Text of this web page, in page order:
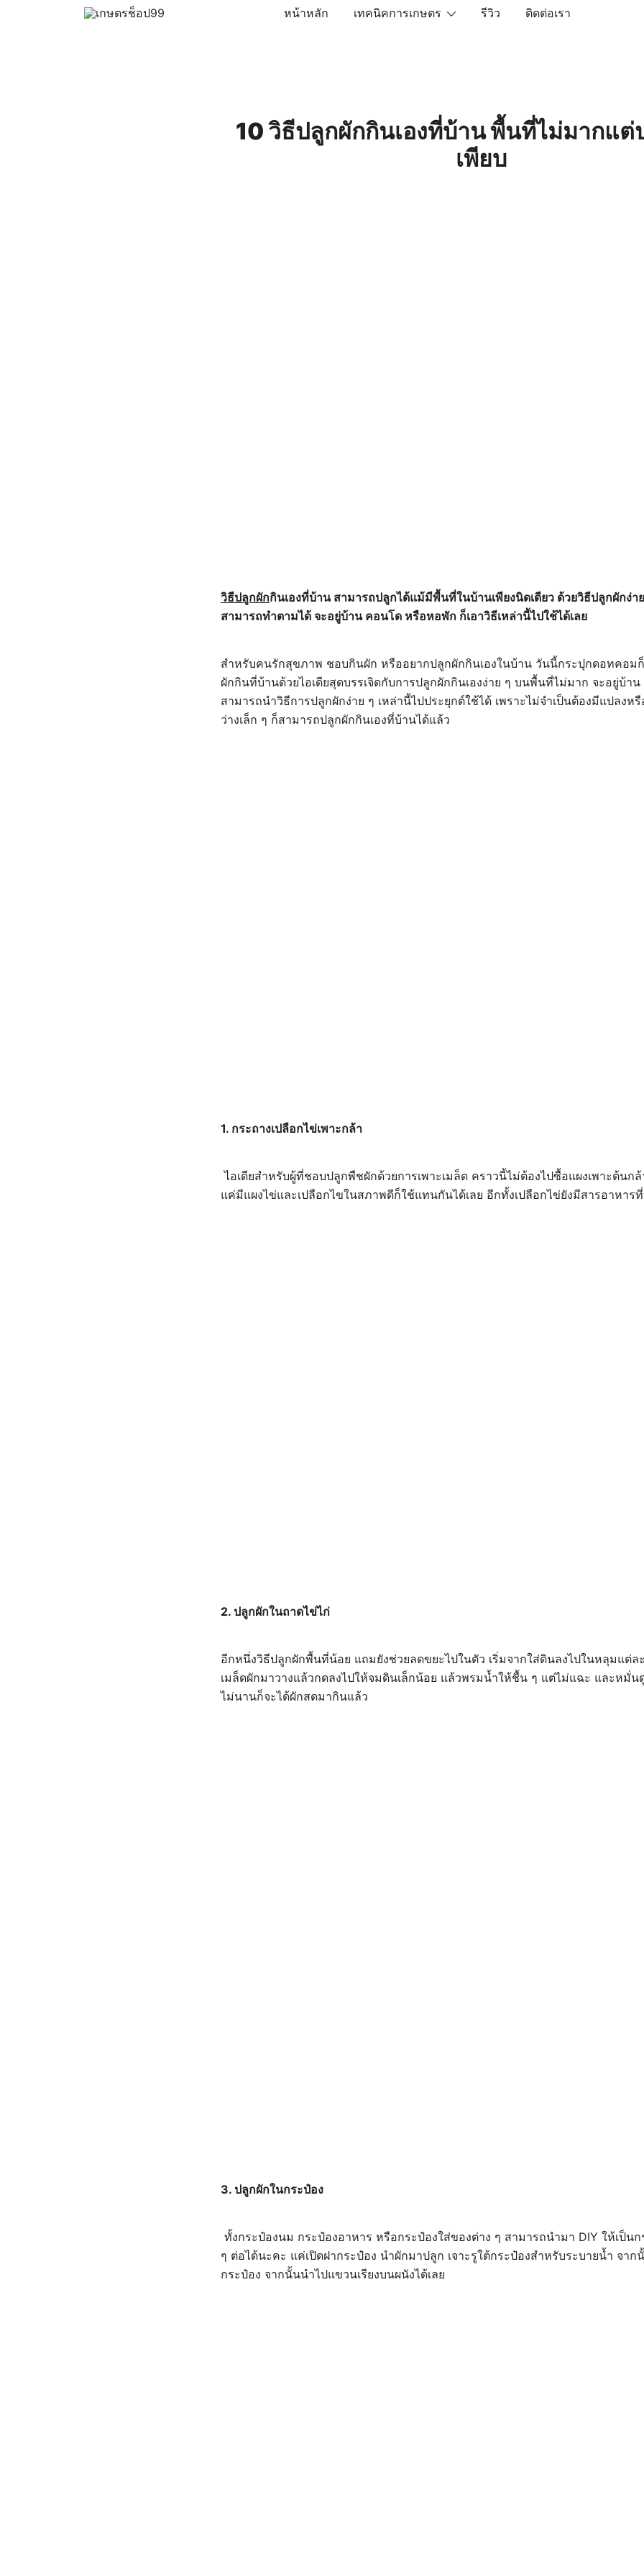
หน้าหลัก เทคนิคการเกษตร รีวิว ติดต่อเรา
10 วิธีปลูกผักกินเองที่บ้าน พื้นที่ไม่มากแต่
เพียบ
วิธีปลูกผักกินเองที่บ้าน สามารถปลูกได้แม้มีพื้นที่ในบ้านเพียงนิดเดียว ด้วยวิธีปลูกผักง่
สามารถทำตามได้ จะอยู่บ้าน คอนโด หรือหอพัก ก็เอาวิธีเหล่านี้ไปใช้ได้เลย
สำหรับคนรักสุขภาพ ชอบกินผัก หรืออยากปลูกผักกินเองในบ้าน วันนี้กระปุกดอทคอมก็
ผักกินที่บ้านด้วยไอเดียสุดบรรเจิดกับการปลูกผักกินเองง่าย ๆ บนพื้นที่ไม่มาก จะอยู่บ้า
สามารถนำวิธีการปลูกผักง่าย ๆ เหล่านี้ไปประยุกต์ใช้ได้ เพราะไม่จำเป็นต้องมีแปลงหรื
ว่างเล็ก ๆ ก็สามารถปลูกผักกินเองที่บ้านได้แล้ว
1. กระถางเปลือกไข่เพาะกล้า
ไอเดียสำหรับผู้ที่ชอบปลูกพืชผักด้วยการเพาะเมล็ด คราวนี้ไม่ต้องไปซื้อแผงเพาะต้นกล้
แค่มีแผงไข่และเปลือกไขในสภาพดีก็ใช้แทนกันได้เลย อีกทั้งเปลือกไข่ยังมีสารอาหาร
2. ปลูกผักในถาดไข่ไก่
อีกหนึ่งวิธีปลูกผักพื้นที่น้อย แถมยังช่วยลดขยะไปในตัว เริ่มจากใส่ดินลงไปในหลุมแต่ล
เมล็ดผักมาวางแล้วกดลงไปให้จมดินเล็กน้อย แล้วพรมน้ำให้ชื้น ๆ แต่ไม่แฉะ และหมั่น
ไม่นานก็จะได้ผักสดมากินแล้ว
3. ปลูกผักในกระป๋อง
ทั้งกระป๋องนม กระป๋องอาหาร หรือกระป๋องใส่ของต่าง ๆ สามารถนำมา DIY ให้เป็น
ๆ ต่อได้นะคะ แค่เปิดฝากระป๋อง นำผักมาปลูก เจาะรูใต้กระป๋องสำหรับระบายน้ำ จา
กระป๋อง จากนั้นนำไปแขวนเรียงบนผนังได้เลย